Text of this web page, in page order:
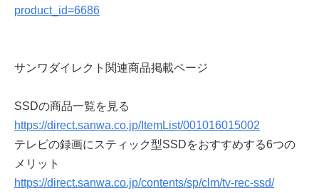
product_id=6686
サンワダイレクト関連商品掲載ページ
SSDの商品一覧を見る
https://direct.sanwa.co.jp/ItemList/001016015002
テレビの録画にスティック型SSDをおすすめする6つの
メリット
https://direct.sanwa.co.jp/contents/sp/clm/tv-rec-ssd/